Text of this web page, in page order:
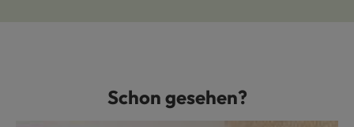
Produktgalerie überspringenSchon gesehen?